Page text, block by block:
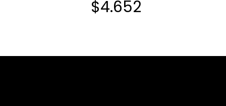
25U
$4.652